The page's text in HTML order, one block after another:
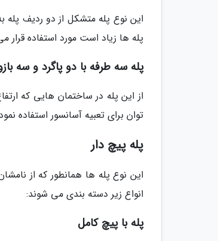
این نوع پله متشکل از دو ردیف
پله ها زیاد است مورد استفاده قرار
پله سه طرفه با دو پاگرد و سه
از این پله در ساختمان هایی که
توان برای تعبیه آسانسور استفاده
پله پیچ دار
این نوع پله ها همانطور که از
انواع زیر دسته بندی می شوند:
پله با پیچ کامل